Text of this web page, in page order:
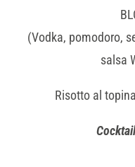
(Vodka, pomodoro,
salsa
Risotto al